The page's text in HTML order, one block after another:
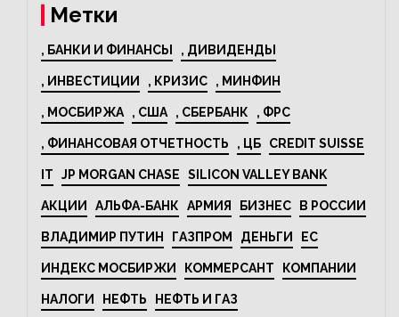
Метки
, БАНКИ И ФИНАНСЫ , ДИВИДЕНДЫ
, ИНВЕСТИЦИИ , КРИЗИС , МИНФИН
, МОСБИРЖА , США , СБЕРБАНК , ФРС
, ФИНАНСОВАЯ ОТЧЕТНОСТЬ , ЦБ CREDIT SUISSE
IT JP MORGAN CHASE SILICON VALLEY BANK
АКЦИИ АЛЬФА-БАНК АРМИЯ БИЗНЕС В РОССИИ
ВЛАДИМИР ПУТИН ГАЗПРОМ ДЕНЬГИ ЕС
ИНДЕКС МОСБИРЖИ КОММЕРСАНТ КОМПАНИИ
НАЛОГИ НЕФТЬ НЕФТЬ И ГАЗ